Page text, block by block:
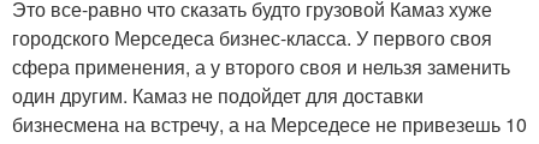
Это все-равно что сказать будто грузовой Камаз хуже
городского Мерседеса бизнес-класса. У первого своя
сфера применения, а у второго своя и нельзя заменить
один другим. Камаз не подойдет для доставки
бизнесмена на встречу, а на Мерседесе не привезешь 10